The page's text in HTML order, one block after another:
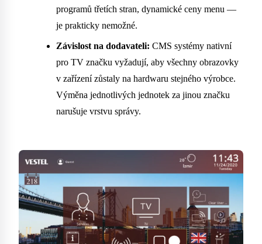
programů třetích stran, dynamické ceny menu —
je prakticky nemožné.
Závislost na dodavateli: CMS systémy nativní
pro TV značku vyžadují, aby všechny obrazovky
v zařízení zůstaly na hardwaru stejného výrobce.
Výměna jednotlivých jednotek za jinou značku
narušuje vrstvu správy.